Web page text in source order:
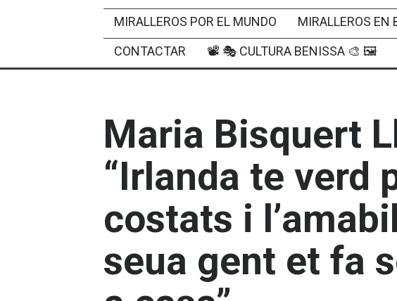
MIRALLEROS POR EL MUNDO
MIRALLEROS EN
CONTACTAR
📽 🎭 CULTURA BENISSA 🎨 🖼
Maria Bisquert
“Irlanda te verd
costats i
seua gent et fa